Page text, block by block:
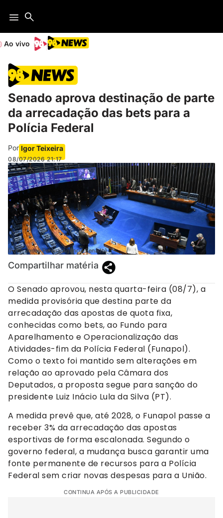
Ao vivo
Senado aprova destinação de parte
da arrecadação das bets para a
Polícia Federal
Por Igor Teixeira
08/07/2026 21:17
(Foto: Jonas Pereira/Agência Senado)
Compartilhar matéria
O Senado aprovou, nesta quarta-feira (08/7), a
medida provisória que destina parte da
arrecadação das apostas de quota fixa,
conhecidas como bets, ao Fundo para
Aparelhamento e Operacionalização das
Atividades-fim da Polícia Federal (Funapol).
Como o texto foi mantido sem alterações em
relação ao aprovado pela Câmara dos
Deputados, a proposta segue para sanção do
presidente Luiz Inácio Lula da Silva (PT).
A medida prevê que, até 2028, o Funapol passe a
receber 3% da arrecadação das apostas
esportivas de forma escalonada. Segundo o
governo federal, a mudança busca garantir uma
fonte permanente de recursos para a Polícia
Federal sem criar novas despesas para a União.
CONTINUA APÓS A PUBLICIDADE